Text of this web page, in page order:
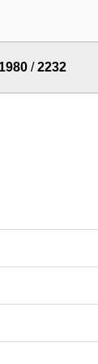
1980 /2232